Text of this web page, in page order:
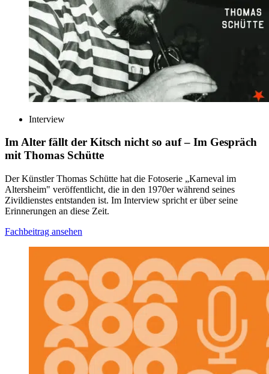
Interview
Im Alter fällt der Kitsch nicht so auf– Im Gespräch
mit Thomas Schütte
Der Künstler Thomas Schütte hat die Fotoserie „Karneval im
Altersheim" veröffentlicht, die in den 1970er während seines
Zivildienstes entstanden ist. Im Interview spricht er über seine
Erinnerungen an diese Zeit.
Fachbeitrag ansehen